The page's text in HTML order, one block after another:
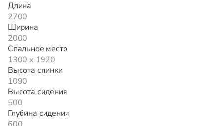
Длина
2700
Ширина
2000
Спальное место
1300 х 1920
Высота спинки
1090
Высота сидения
500
Глубина сидения